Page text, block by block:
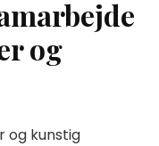
og
og kunstig